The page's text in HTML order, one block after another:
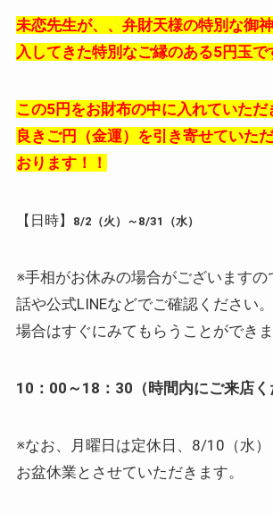
未恋先生が、、弁財天様の特別な御
入してきた特別なご縁のある5円玉で
この5円をお財布の中に入れていただ
良きご円（金運）を引き寄せていた
おります！！
【日時】 8/2（火）～8/31（水）
※手相がお休みの場合がございますの
話や公式LINEなどでご確認ください
場合はすぐにみてもらうことができま
10：00～18：30（時間内にご来店く
※なお、月曜日は定休日、8/10（水
お盆休業とさせていただきます。